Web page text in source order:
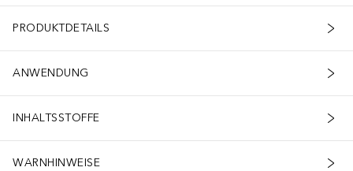
PRODUKTDETAILS
ANWENDUNG
INHALTSSTOFFE
WARNHINWEISE